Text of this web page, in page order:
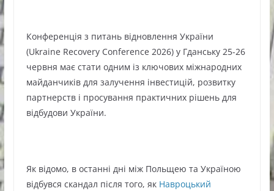
Конференція з питань відновлення України
(Ukraine Recovery Conference 2026) у Гданську 25-26
червня має стати одним із ключових міжнародних
майданчиків для залучення інвестицій, розвитку
партнерств і просування практичних рішень для
відбудови України.
Як відомо, в останні дні між Польщею та Україною
відбувся скандал після того, як Навроцький